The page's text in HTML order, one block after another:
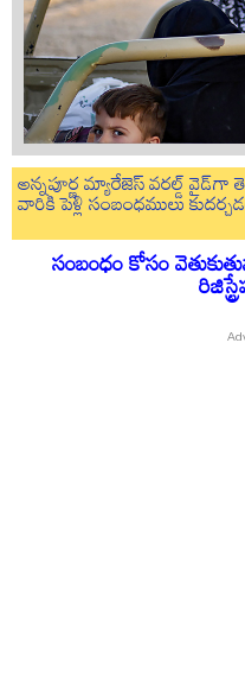
అన్నపూర్ణ మ్యారేజెస్ వరల్డ్ వైడ్‌గా
వారికి పెళ్లి సంబంధములు
సంబంధం కోసం